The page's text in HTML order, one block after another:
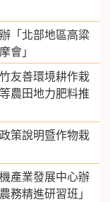
「北部地區高粱
會」
友善環境耕作栽
農田地力肥料推
策說明暨作物栽
產業發展中心辦
務精進研習班」